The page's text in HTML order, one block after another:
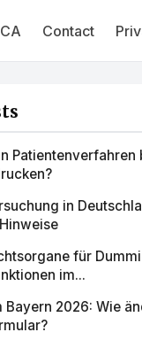
Contact
Patientenverfahren
in
für
im...
2026: Wie